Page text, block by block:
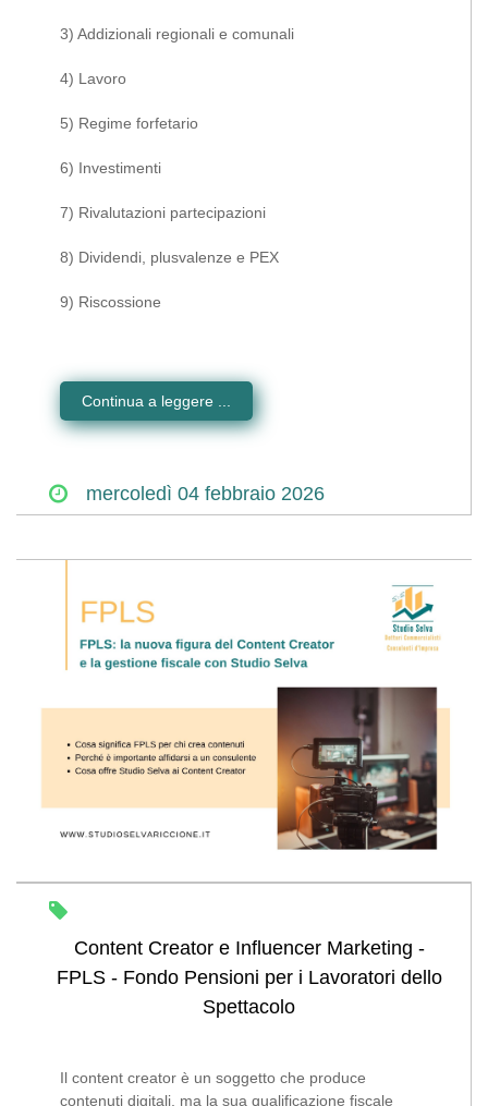
3) Addizionali regionali e comunali
4) Lavoro
5) Regime forfetario
6) Investimenti
7) Rivalutazioni partecipazioni
8) Dividendi, plusvalenze e PEX
9) Riscossione
Continua a leggere ...
mercoledì 04 febbraio 2026
Content Creator e Influencer Marketing -
FPLS - Fondo Pensioni per i Lavoratori dello
Spettacolo
Il content creator è un soggetto che produce
contenuti digitali, ma la sua qualificazione fiscale